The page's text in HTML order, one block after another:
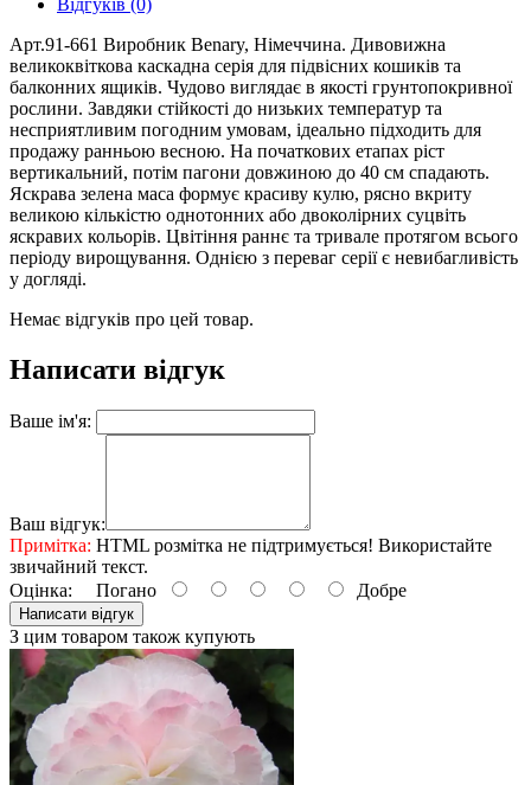
Арт.91-661 Виробник Benary, Німеччина. Дивовижна
великоквіткова каскадна серія для підвісних кошиків та
балконних ящиків. Чудово виглядає в якості грунтопокривної
рослини. Завдяки стійкості до низьких температур та
несприятливим погодним умовам, ідеально підходить для
продажу ранньою весною. На початкових етапах ріст
вертикальний, потім пагони довжиною до 40 см спадають.
Яскрава зелена маса формує красиву кулю, рясно вкриту
великою кількістю однотонних або двоколірних суцвіть
яскравих кольорів. Цвітіння раннє та тривале протягом всього
періоду вирощування. Однією з переваг серії є невибагливість
у догляді.
Немає відгуків про цей товар.
Написати відгук
Ваше ім'я:
Ваш відгук:
Примітка: HTML розмітка не підтримується! Використайте
звичайний текст.
Оцінка: Погано Добре
Написати відгук
З цим товаром також купують